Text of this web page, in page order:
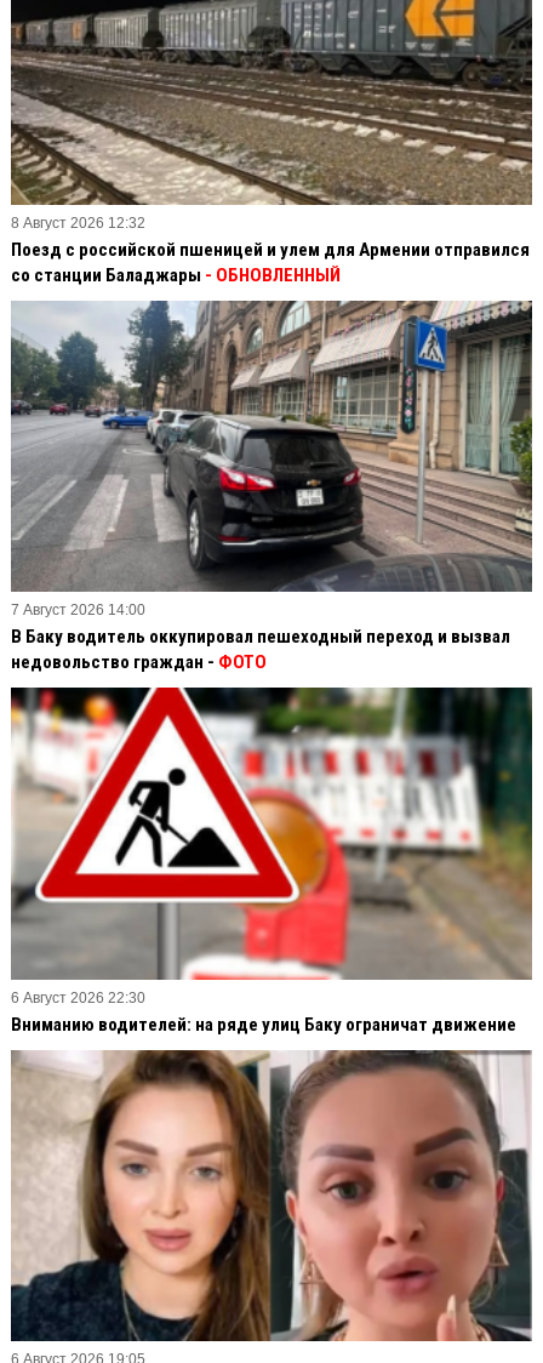
8 Август 2026 12:32
Поезд с российской пшеницей и улем для Армении отправился
со станции Баладжары - ОБНОВЛЕННЫЙ
7 Август 2026 14:00
В Баку водитель оккупировал пешеходный переход и вызвал
недовольство граждан - ФОТО
6 Август 2026 22:30
Вниманию водителей: на ряде улиц Баку ограничат движение